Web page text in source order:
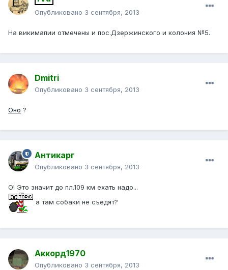
Опубликовано 3 сентября, 2013
На викимапии отмечены и пос.Дзержинского и колония №5.
Dmitri
Опубликовано 3 сентября, 2013
Оно ?
Антикарг
Опубликовано 3 сентября, 2013
О! Это значит до пл.109 км ехать надо...
а там собаки не съедят?
Аккорд1970
Опубликовано 3 сентября, 2013